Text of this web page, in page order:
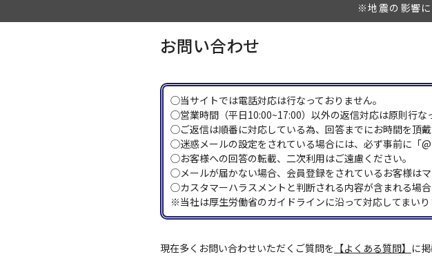
※地震の影響
お問い合わせ
◯当サイトでは電話対応は行なっておりません。
◯営業時間（平日10:00~17:00）以外の返信対応は原則行な
◯ご返信は順番に対応している為、回答までにお時間を頂戴
◯迷惑メールの設定をされている場合には、必ず事前に「
◯お客様への回答の転載、二次利用はご遠慮ください。
◯メールが届かない場合、会員登録をされているお客様は
◯カスタマーハラスメントと判断される内容が含まれる場
※当社は厚生労働省のガイドラインに沿って対応してまいり
現在多くお問い合わせいただくご質問を 【よくある質問】 に